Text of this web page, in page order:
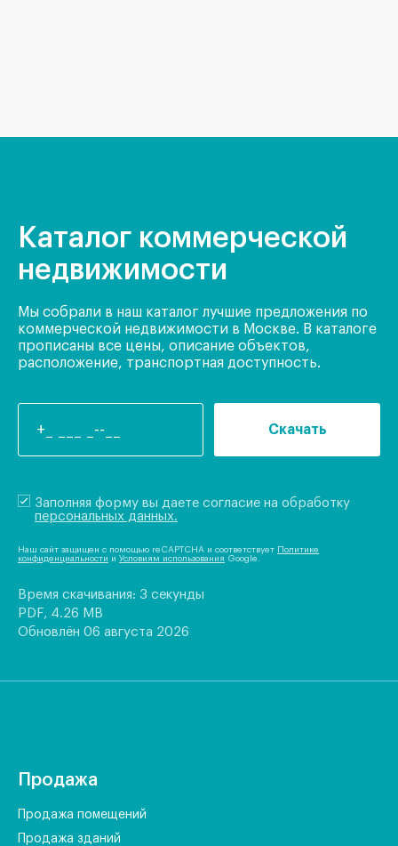
Каталог коммерческой
недвижимости
Мы собрали в наш каталог лучшие предложения по
коммерческой недвижимости в Москве. В каталоге
прописаны все цены, описание объектов,
расположение, транспортная доступность.
Скачать
Заполняя форму вы даете согласие на обработку
персональных данных.
Наш сайт защищен с помощью reCAPTCHA и соответствует Политике
конфиденциальности и Условиям использования Google.
Время скачивания: 3 секунды
PDF, 4.26 MB
Обновлён 06 августа 2026
Продажа
Продажа помещений
Продажа зданий